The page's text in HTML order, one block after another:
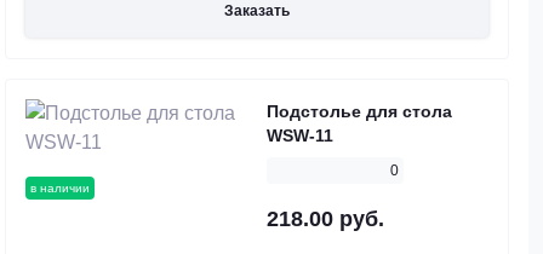
Заказать
в наличии
Подстолье для стола
WSW-11
0
218.00 руб.